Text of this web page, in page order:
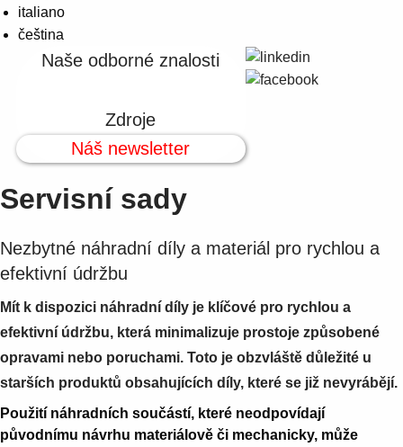
Suggestions
See more products
0
italiano
čeština
Naše odborné znalosti
Zdroje
Náš newsletter
Servisní sady
Nezbytné náhradní díly a materiál pro rychlou a
efektivní údržbu
Mít k dispozici náhradní díly je klíčové pro rychlou a
efektivní údržbu, která minimalizuje prostoje způsobené
opravami nebo poruchami. Toto je obzvláště důležité u
starších produktů obsahujících díly, které se již nevyrábějí.
Použití náhradních součástí, které neodpovídají
původnímu návrhu materiálově či mechanicky, může